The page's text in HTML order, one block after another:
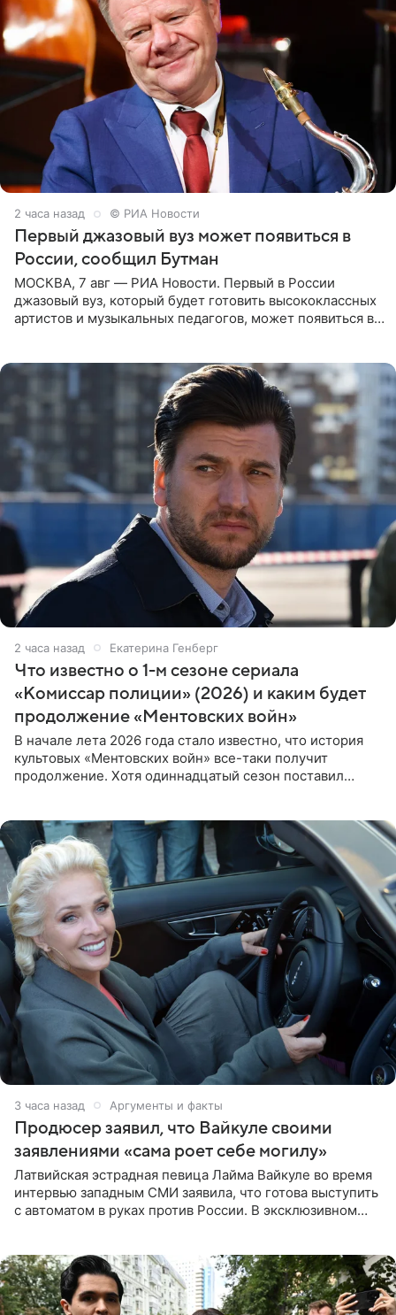
2 часа назад © РИА Новости
Первый джазовый вуз может появиться в
России, сообщил Бутман
МОСКВА, 7 авг — РИА Новости. Первый в России
джазовый вуз, который будет готовить высококлассных
артистов и музыкальных педагогов, может появиться в
2 часа назад Екатерина Генберг
Что известно о 1-м сезоне сериала
«Комиссар полиции» (2026) и каким будет
продолжение «Ментовских войн»
В начале лета 2026 года стало известно, что история
культовых «Ментовских войн» все-таки получит
продолжение. Хотя одиннадцатый сезон поставил
3 часа назад Аргументы и факты
Продюсер заявил, что Вайкуле своими
заявлениями «сама роет себе могилу»
Латвийская эстрадная певица Лайма Вайкуле во время
интервью западным СМИ заявила, что готова выступить
с автоматом в руках против России. В эксклюзивном